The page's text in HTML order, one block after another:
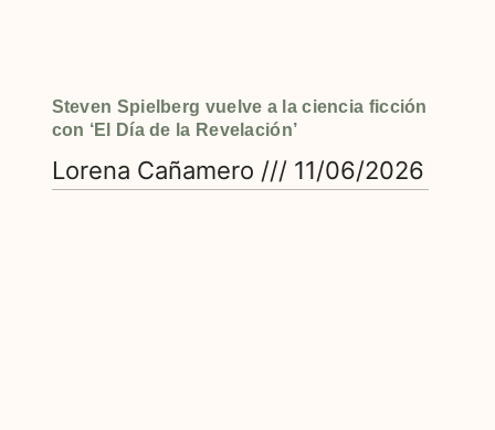
Steven Spielberg vuelve a la ciencia ficción
con ‘El Día de la Revelación’
Lorena Cañamero 11/06/2026